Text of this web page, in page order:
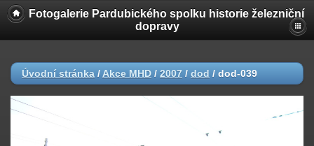
Fotogalerie Pardubického spolku historie železniční
dopravy
Úvodní stránka / Akce MHD / 2007 / dod / dod-039